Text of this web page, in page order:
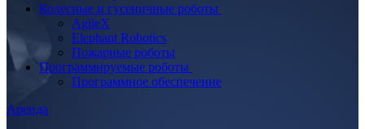
Колесные и гусеничные роботы
AgileX
Elephant Robotics
Пожарные роботы
Программируемые роботы
Программное обеспечение
Аренда